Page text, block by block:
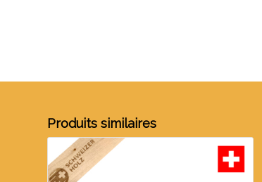
Produits similaires